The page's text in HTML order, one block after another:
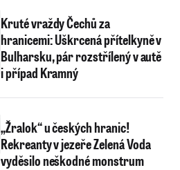
Kruté vraždy Čechů za
hranicemi: Uškrcená přítelkyně v
Bulharsku, pár rozstřílený v autě
i případ Kramný
„Žralok“ u českých hranic!
Rekreanty v jezeře Zelená Voda
vyděsilo neškodné monstrum